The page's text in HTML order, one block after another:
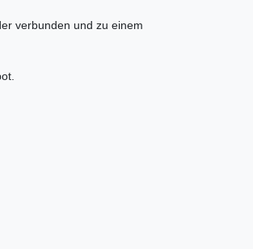
verbunden und zu einem